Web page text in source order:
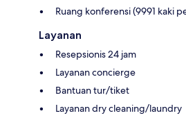
Ruang konferensi (9991 kaki
Layanan
Resepsionis 24 jam
Layanan concierge
Bantuan tur/tiket
Layanan dry cleaning/laundry